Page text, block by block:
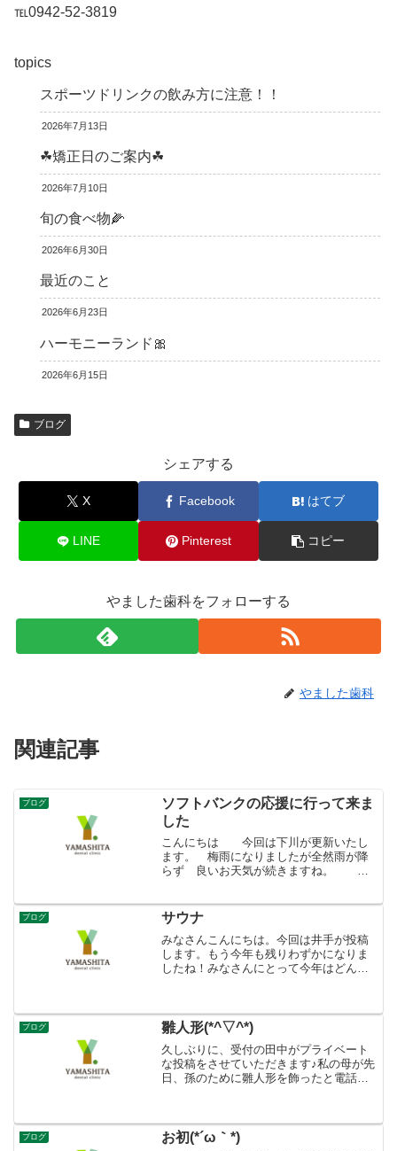
℡0942-52-3819
topics
スポーツドリンクの飲み方に注意！！
2026年7月13日
☘矯正日のご案内☘
2026年7月10日
旬の食べ物🌽
2026年6月30日
最近のこと
2026年6月23日
ハーモニーランド🎀
2026年6月15日
ブログ
シェアする
X Facebook はてブ
LINE Pinterest コピー
やました歯科をフォローする
やました歯科
関連記事
ブログ
ソフトバンクの応援に行って来ま
した
こんにちは 今回は下川が更新いたし
ます。 梅雨になりましたが全然雨が降
らず 良いお天気が続きますね。 農
人の会社の取引業者からの接待でヤフー
オクドームでの...
ブログ サウナ
みなさんこんにちは。今回は井手が投稿
します。もう今年も残りわずかになりま
したね！みなさんにとって今年はどんな1
できたので行ってきまし...
ブログ 雛人形(*^▽^*)
久しぶりに、受付の田中がプライベート
な投稿をさせていただきます♪私の母が先
日、孫のために雛人形を飾ったと電話口
て凝視...
ブログ お初(*´ω｀*)